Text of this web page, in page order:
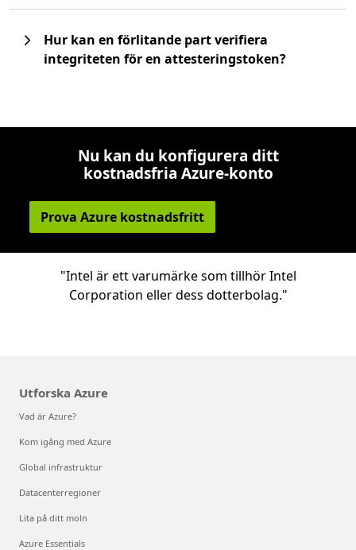
Hur kan en förlitande part verifiera
integriteten för en attesteringstoken?
Nu kan du konfigurera ditt
kostnadsfria Azure-konto
Prova Azure kostnadsfritt
"Intel är ett varumärke som tillhör Intel
Corporation eller dess dotterbolag."
Utforska Azure
Vad är Azure?
Kom igång med Azure
Global infrastruktur
Datacenterregioner
Lita på ditt moln
Azure Essentials